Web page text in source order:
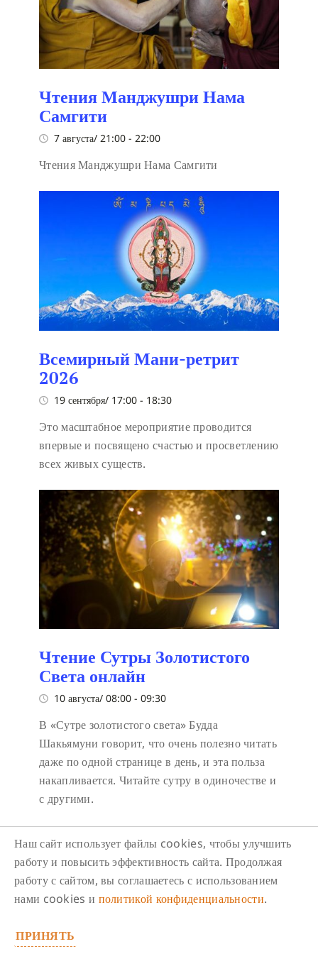
Чтения Манджушри Нама
Самгити
7 августа/ 21:00 - 22:00
Чтения Манджушри Нама Самгити
Всемирный Мани-ретрит
2026
19 сентября/ 17:00 - 18:30
Это масштабное мероприятие проводится
впервые и посвящено счастью и просветлению
всех живых существ.
Чтение Сутры Золотистого
Света онлайн
10 августа/ 08:00 - 09:30
В «Сутре золотистого света» Будда
Шакьямуни говорит, что очень полезно читать
даже по одной странице в день, и эта польза
накапливается. Читайте сутру в одиночестве и
с другими.
Следите за нами в соцсетях
Наш сайт использует файлы cookies, чтобы улучшить
работу и повысить эффективность сайта. Продолжая
работу с сайтом, вы соглашаетесь с использованием
нами cookies и политикой конфиденциальности.
ПРИНЯТЬ